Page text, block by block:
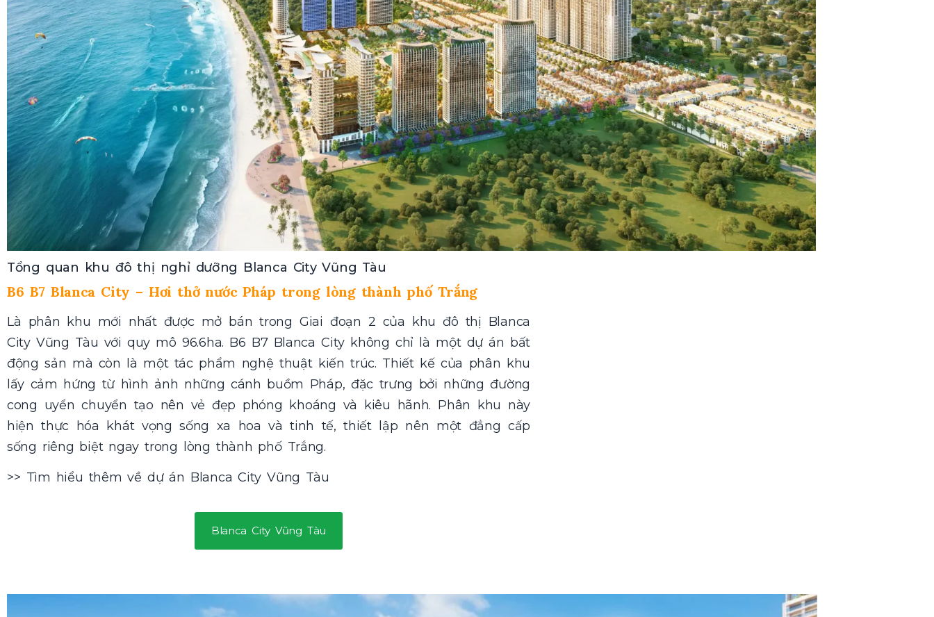
Tổng quan khu đô thị nghỉ dưỡng Blanca City Vũng Tàu
B6 B7 Blanca City – Hơi thở nước Pháp trong lòng thành phố Trắng
Là phân khu mới nhất được mở bán trong Giai đoạn 2 của khu đô thị Blanca
City Vũng Tàu với quy mô 96.6ha. B6 B7 Blanca City không chỉ là một dự án bất
động sản mà còn là một tác phẩm nghệ thuật kiến trúc. Thiết kế của phân khu
lấy cảm hứng từ hình ảnh những cánh buồm Pháp, đặc trưng bởi những đường
cong uyển chuyển tạo nên vẻ đẹp phóng khoáng và kiêu hãnh. Phân khu này
hiện thực hóa khát vọng sống xa hoa và tinh tế, thiết lập nên một đẳng cấp
sống riêng biệt ngay trong lòng thành phố Trắng.
>> Tìm hiểu thêm về dự án Blanca City Vũng Tàu
Blanca City Vũng Tàu